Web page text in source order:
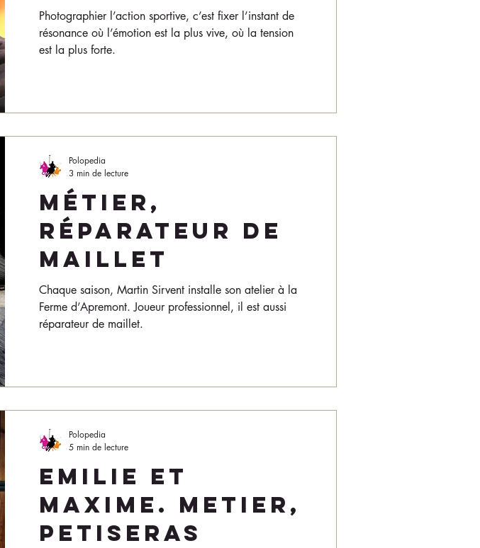
Photographier l’action sportive, c’est fixer l’instant de
résonance où l’émotion est la plus vive, où la tension
est la plus forte.
Métier,
Réparateur de
maillet
Chaque saison, Martin Sirvent installe son atelier à la
Ferme d’Apremont. Joueur professionnel, il est aussi
réparateur de maillet.
Polopedia
3 min de lecture
EMILIE ET
MAXIME. METIER,
PETISERAS
Polopedia
5 min de lecture